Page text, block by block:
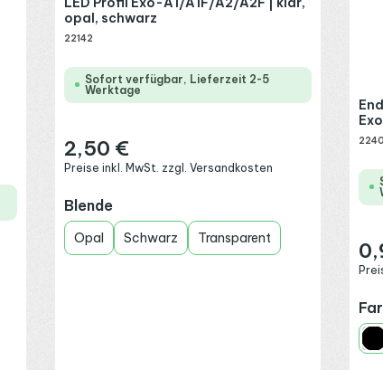
opal, schwarz
22142
Sofort verfügbar, Lieferzeit 2-5
Werktage
Regulärer Preis:
2,50 €
Preise inkl. MwSt. zzgl. Versandkosten
Blendeauswählen
Opal Schwarz Transparent